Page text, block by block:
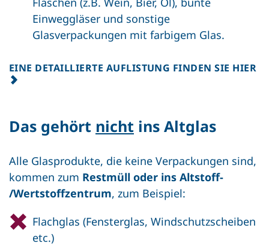
Einweggläser und sonstige
Glasverpackungen mit farbigem Glas.
EINE DETAILLIERTE AUFLISTUNG FINDEN SIE HIER
Das gehört nicht ins Altglas
Alle Glasprodukte, die keine Verpackungen sind,
kommen zum Restmüll oder ins Altstoff-
/Wertstoffzentrum, zum Beispiel:
Flachglas (Fensterglas, Windschutzscheiben
etc.)